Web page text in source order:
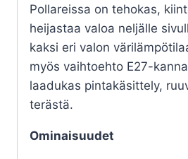
Pollareissa on tehokas,
heijastaa valoa neljälle
kaksi eri valon
myös vaihtoehto E27-
laadukas pintakäsittely,
terästä.
Ominaisuudet